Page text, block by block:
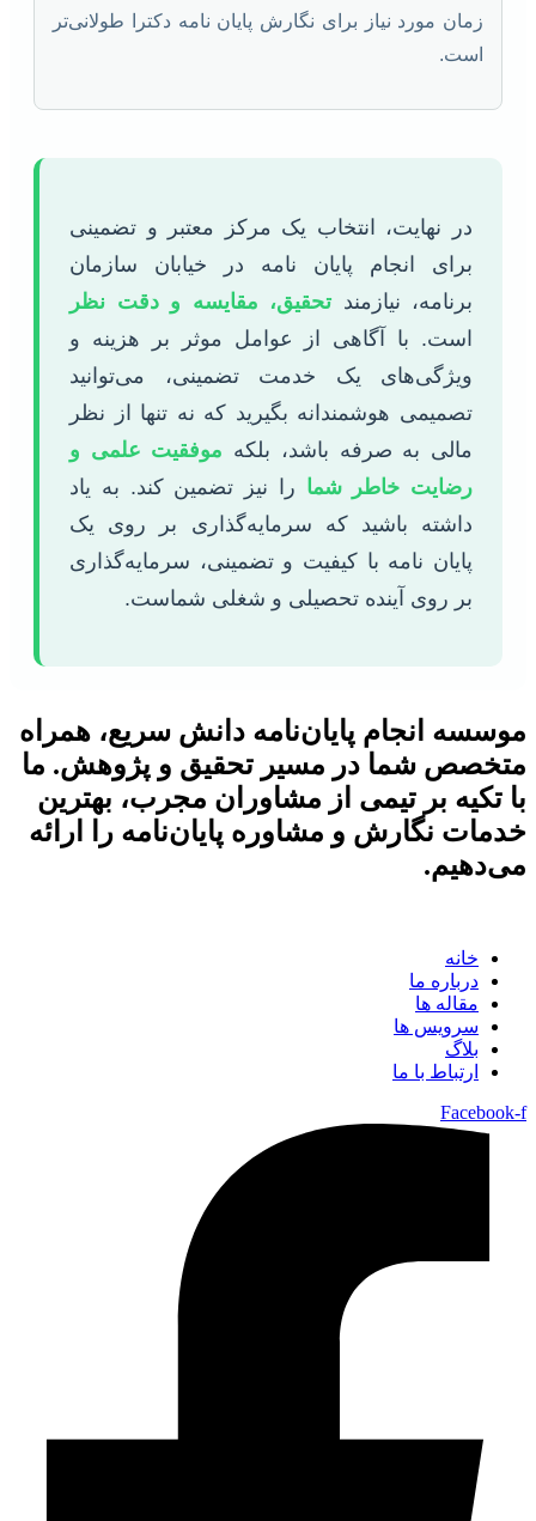
زمان مورد نیاز برای نگارش پایان نامه دکترا طولانی‌تر
است.
در نهایت، انتخاب یک مرکز معتبر و تضمینی
برای انجام پایان نامه در خیابان سازمان
برنامه، نیازمند تحقیق، مقایسه و دقت نظر
است. با آگاهی از عوامل موثر بر هزینه و
ویژگی‌های یک خدمت تضمینی، می‌توانید
تصمیمی هوشمندانه بگیرید که نه تنها از نظر
مالی به صرفه باشد، بلکه موفقیت علمی و
رضایت خاطر شما را نیز تضمین کند. به یاد
داشته باشید که سرمایه‌گذاری بر روی یک
پایان نامه با کیفیت و تضمینی، سرمایه‌گذاری
بر روی آینده تحصیلی و شغلی شماست.
موسسه انجام پایان‌نامه دانش سریع، همراه
متخصص شما در مسیر تحقیق و پژوهش. ما
با تکیه بر تیمی از مشاوران مجرب، بهترین
خدمات نگارش و مشاوره پایان‌نامه را ارائه
می‌دهیم.
خانه
درباره ما
مقاله ها
سرویس ها
بلاگ
ارتباط با ما
Facebook-f